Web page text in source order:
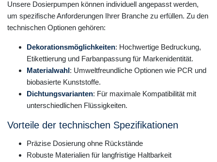
Unsere Dosierpumpen können individuell angepasst werden,
um spezifische Anforderungen Ihrer Branche zu erfüllen. Zu den
technischen Optionen gehören:
Dekorationsmöglichkeiten: Hochwertige Bedruckung,
Etikettierung und Farbanpassung für Markenidentität.
Materialwahl: Umweltfreundliche Optionen wie PCR und
biobasierte Kunststoffe.
Dichtungsvarianten: Für maximale Kompatibilität mit
unterschiedlichen Flüssigkeiten.
Vorteile der technischen Spezifikationen
Präzise Dosierung ohne Rückstände
Robuste Materialien für langfristige Haltbarkeit